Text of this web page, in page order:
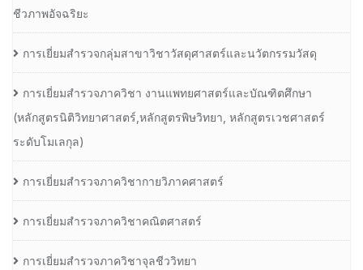
ชีวภาพอัจฉริยะ
การเยี่ยมสำรวจกลุ่มสาขาวิชาวัสดุศาสตร์และนวัตกรรมวัสดุ
การเยี่ยมสำรวจภาควิชา งานแพทยศาสตร์และบัณฑิตศึกษา
(หลักสูตรนิติวิทยาศาสตร์,หลักสูตรพิษวิทยา, หลักสูตรเวชศาสตร์
ระดับโมเลกุล)
การเยี่ยมสำรวจภาควิชากายวิภาคศาสตร์
การเยี่ยมสำรวจภาควิชาคณิตศาสตร์
การเยี่ยมสำรวจภาควิชาจุลชีววิทยา